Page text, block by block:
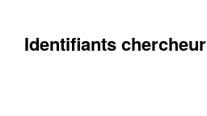
Identifiants chercheur